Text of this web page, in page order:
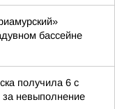
бассейне
получила 6 с
за невыполнение